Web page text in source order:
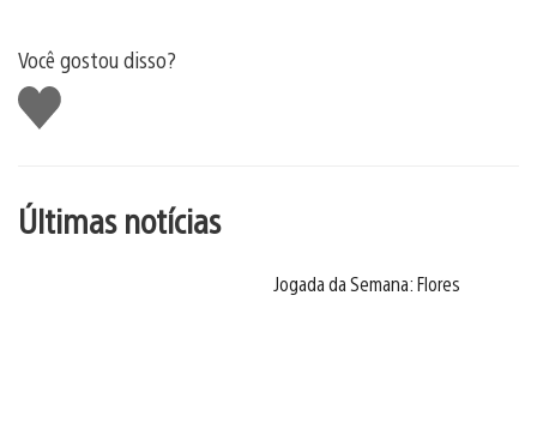
Você gostou disso?
Curtir
Últimas notícias
Jogada da Semana: Flores